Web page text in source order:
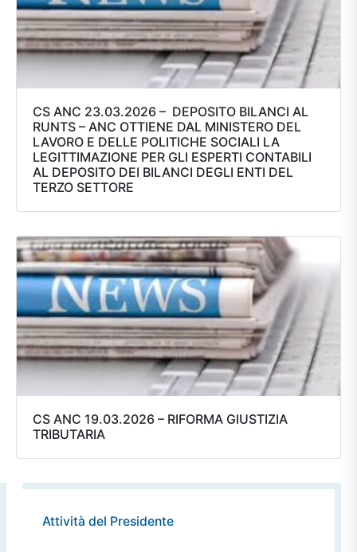
CS ANC 23.03.2026 – DEPOSITO BILANCI AL
RUNTS – ANC OTTIENE DAL MINISTERO DEL
LAVORO E DELLE POLITICHE SOCIALI LA
LEGITTIMAZIONE PER GLI ESPERTI CONTABILI
AL DEPOSITO DEI BILANCI DEGLI ENTI DEL
TERZO SETTORE
CS ANC 19.03.2026 – RIFORMA GIUSTIZIA
TRIBUTARIA
Attività del Presidente